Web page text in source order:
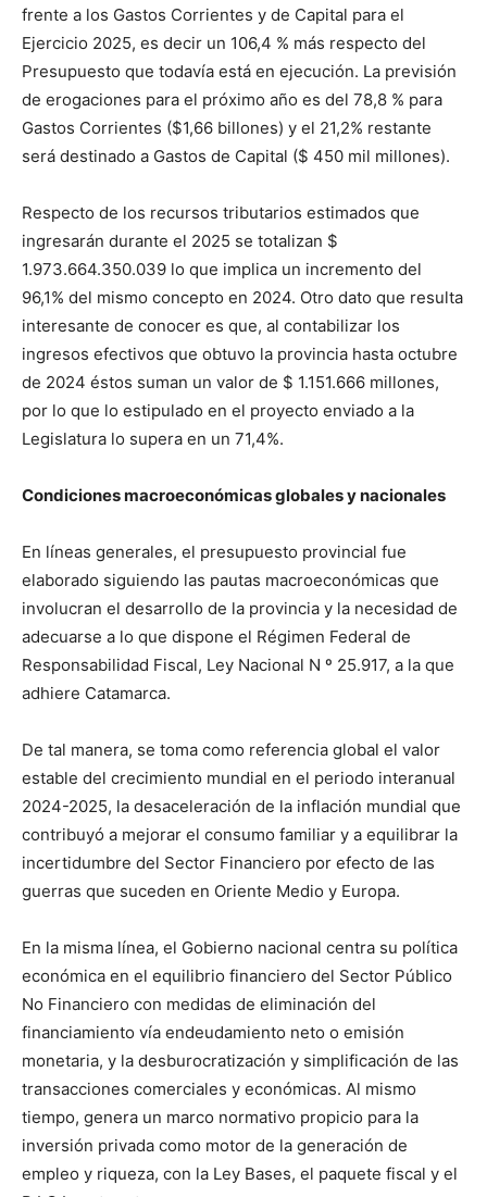
frente a los Gastos Corrientes y de Capital para el
Ejercicio 2025, es decir un 106,4 % más respecto del
Presupuesto que todavía está en ejecución. La previsión
de erogaciones para el próximo año es del 78,8 % para
Gastos Corrientes ($1,66 billones) y el 21,2% restante
será destinado a Gastos de Capital ($ 450 mil millones).
Respecto de los recursos tributarios estimados que
ingresarán durante el 2025 se totalizan $
1.973.664.350.039 lo que implica un incremento del
96,1% del mismo concepto en 2024. Otro dato que resulta
interesante de conocer es que, al contabilizar los
ingresos efectivos que obtuvo la provincia hasta octubre
de 2024 éstos suman un valor de $ 1.151.666 millones,
por lo que lo estipulado en el proyecto enviado a la
Legislatura lo supera en un 71,4%.
Condiciones macroeconómicas globales y nacionales
En líneas generales, el presupuesto provincial fue
elaborado siguiendo las pautas macroeconómicas que
involucran el desarrollo de la provincia y la necesidad de
adecuarse a lo que dispone el Régimen Federal de
Responsabilidad Fiscal, Ley Nacional N º 25.917, a la que
adhiere Catamarca.
De tal manera, se toma como referencia global el valor
estable del crecimiento mundial en el periodo interanual
2024-2025, la desaceleración de la inflación mundial que
contribuyó a mejorar el consumo familiar y a equilibrar la
incertidumbre del Sector Financiero por efecto de las
guerras que suceden en Oriente Medio y Europa.
En la misma línea, el Gobierno nacional centra su política
económica en el equilibrio financiero del Sector Público
No Financiero con medidas de eliminación del
financiamiento vía endeudamiento neto o emisión
monetaria, y la desburocratización y simplificación de las
transacciones comerciales y económicas. Al mismo
tiempo, genera un marco normativo propicio para la
inversión privada como motor de la generación de
empleo y riqueza, con la Ley Bases, el paquete fiscal y el